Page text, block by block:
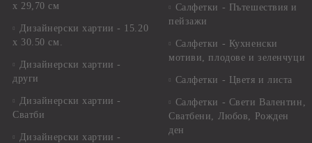
х 29,70 см
Дизайнерски хартии - 15.20
x 30.50 см.
Дизайнерски хартии -
други
Дизайнерски хартии -
Сватби
Дизайнерски хартии -
Салфетки - Пътешествия и
пейзажи
Салфетки - Кухненски
мотиви, плодове и зеленчуци
Салфетки - Цветя и листа
Салфетки - Свети Валентин,
Сватбени, Любов, Рожден
ден